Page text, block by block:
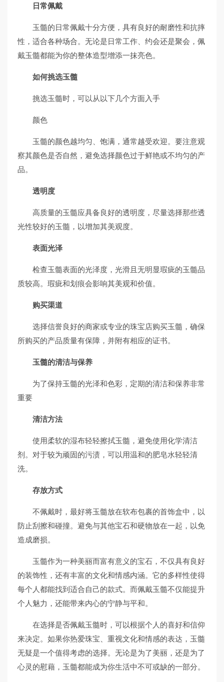
日常佩戴
玉髓的日常佩戴十分方便，具有良好的耐磨性和抗摔
性，适合各种场合。无论是日常工作、约会还是聚会，佩
戴玉髓都能为你的整体造型增添一抹亮色。
如何挑选玉髓
挑选玉髓时，可以从以下几个方面入手
颜色
玉髓的颜色越均匀、饱满，通常越受欢迎。要注意观
察其颜色是否自然，避免选择颜色过于鲜艳或不均匀的产
品。
透明度
高质量的玉髓应具备良好的透明度，尽量选择那些透
光性较好的玉髓，以增加其美观度。
表面光泽
检查玉髓表面的光泽度，光滑且无明显瑕疵的玉髓品
质较高。瑕疵和划痕会影响其美观和价值。
购买渠道
选择信誉良好的商家或专业的珠宝店购买玉髓，确保
所购买的产品质量有保障，并附有相应的证书。
玉髓的清洁与保养
为了保持玉髓的光泽和色彩，定期的清洁和保养非常
重要
清洁方法
使用柔软的湿布轻轻擦拭玉髓，避免使用化学清洁
剂。对于较为顽固的污渍，可以用温和的肥皂水轻轻清
洗。
存放方式
不佩戴时，最好将玉髓放在软布包裹的首饰盒中，以
防止刮擦和碰撞。避免与其他宝石和硬物放在一起，以免
造成磨损。
玉髓作为一种美丽而富有意义的宝石，不仅具有良好
的装饰性，还有丰富的文化和情感内涵。它的多样性使得
每个人都能找到适合自己的款式。而佩戴玉髓不仅能提升
个人魅力，还能带来内心的宁静与平和。
在选择是否佩戴玉髓时，可以根据个人的喜好和信仰
来决定。如果你热爱珠宝、重视文化和情感的表达，玉髓
无疑是一个值得考虑的选择。无论是为了美丽，还是为了
心灵的慰藉，玉髓都能成为你生活中不可或缺的一部分。